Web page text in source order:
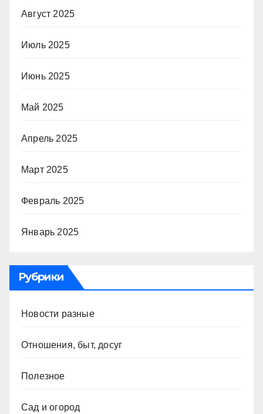
Август 2025
Июль 2025
Июнь 2025
Май 2025
Апрель 2025
Март 2025
Февраль 2025
Январь 2025
Рубрики
Новости разные
Отношения, быт, досуг
Полезное
Сад и огород